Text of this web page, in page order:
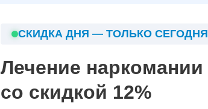
СКИДКА ДНЯ — ТОЛЬКО СЕГОДНЯ
Лечение наркомании
со скидкой 12%